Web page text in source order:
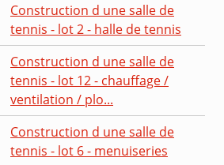
Construction d une salle de
tennis - lot 2 - halle de tennis
Construction d une salle de
tennis - lot 12 - chauffage /
ventilation / plo...
Construction d une salle de
tennis - lot 6 - menuiseries